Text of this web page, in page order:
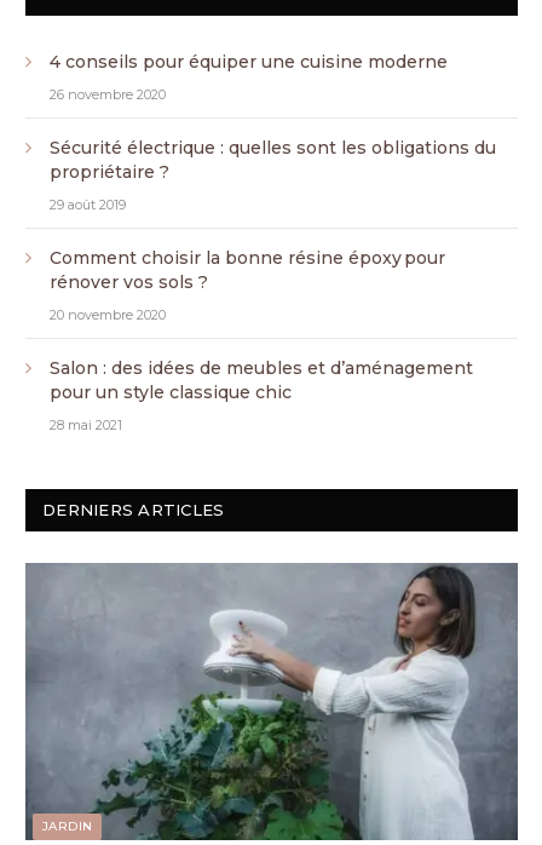
4 conseils pour équiper une cuisine moderne
26 novembre 2020
Sécurité électrique : quelles sont les obligations du
propriétaire ?
29 août 2019
Comment choisir la bonne résine époxy pour
rénover vos sols ?
20 novembre 2020
Salon : des idées de meubles et d’aménagement
pour un style classique chic
28 mai 2021
DERNIERS ARTICLES
JARDIN